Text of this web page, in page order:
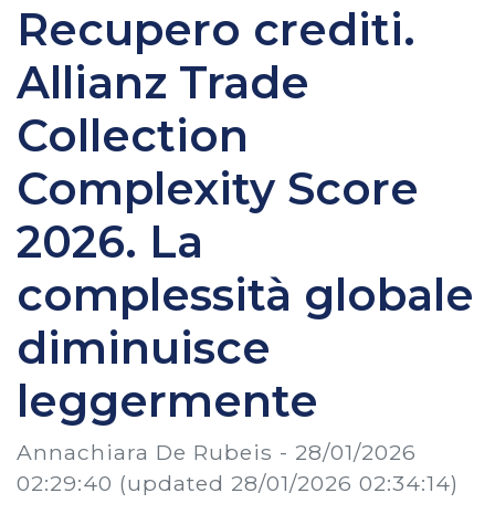
Recupero crediti.
Allianz Trade
Collection
Complexity Score
2026. La
complessità globale
diminuisce
leggermente
Annachiara De Rubeis - 28/01/2026
02:29:40 (updated 28/01/2026 02:34:14)